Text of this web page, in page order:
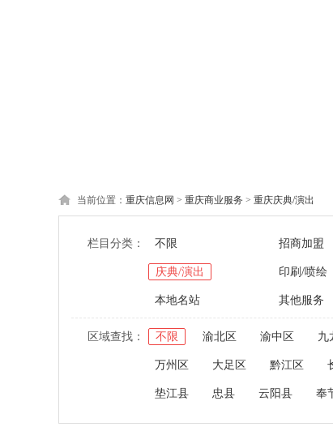
当前位置： 重庆信息网 > 重庆商业服务 > 重庆庆典/演出
栏目分类： 不限 招商加盟
庆典/演出 印刷/喷绘
本地名站 其他服务
区域查找： 不限 渝北区 渝中区 九
万州区 大足区 黔江区
垫江县 忠县 云阳县 奉